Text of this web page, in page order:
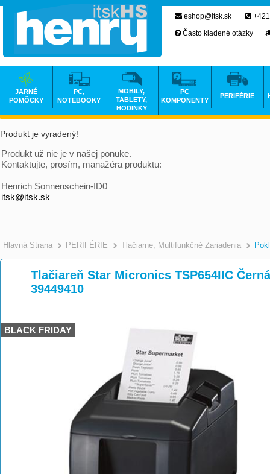
Produkt je vyradený!
Produkt už nie je v našej ponuke.
Kontaktujte, prosím, manažéra produktu:
Henrich Sonnenschein-ID0
itsk@itsk.sk
Hlavná Strana >
PERIFÉRIE >
Tlačiarne, Multifunkčné Zariadenia
Tlačiareň Star Micronics TSP654IIC
39449410
BLACK FRIDAY
eshop@itsk.sk
Často kladené otázky
JARNÉ
POMÔCKY
PC,
NOTEBOOKY
MOBILY,
TABLETY,
HODINKY
PC
KOMPONENTY
PERIFÉRIE